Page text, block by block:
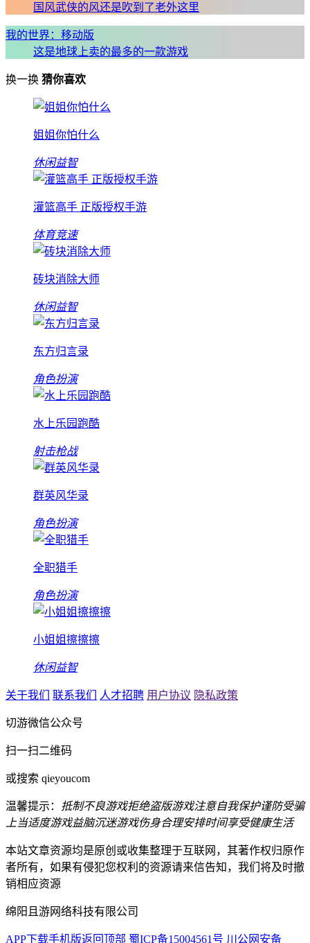
国风武侠的风还是吹到了老外这里
我的世界：移动版
这是地球上卖的最多的一款游戏
换一换 猜你喜欢
姐姐你怕什么
休闲益智
灌篮高手 正版授权手游
体育竞速
砖块消除大师
休闲益智
东方归言录
角色扮演
水上乐园跑酷
射击枪战
群英风华录
角色扮演
全职猎手
角色扮演
小姐姐擦擦擦
休闲益智
关于我们 联系我们 人才招聘 用户协议 隐私政策
切游微信公众号
扫一扫二维码
或搜索 qieyoucom
温馨提示： 抵制不良游戏拒绝盗版游戏注意自我保护谨防受骗
上当适度游戏益脑沉迷游戏伤身合理安排时间享受健康生活
本站文章资源均是原创或收集整理于互联网，其著作权归原作
者所有，如果有侵犯您权利的资源请来信告知，我们将及时撤
销相应资源
绵阳且游网络科技有限公司
APP下载手机版返回顶部 蜀ICP备15004561号 川公网安备